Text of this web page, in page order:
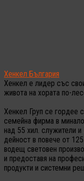
Хенкел България
Хенкел е лидер със
живота на хората по-
Хенкел Груп се гордее
семейна фирма в
над 55 хил. служители
дейност в повече от
водещ световен
и предоставя на
продукти и системни